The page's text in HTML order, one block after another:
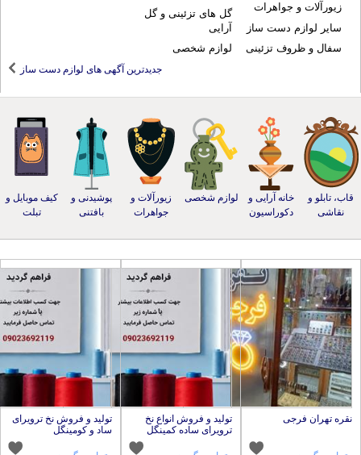
جدیدترین آگهی های لوازم دست ساز
و جواهرات
دست ساز
تزئینی
گل های تزئینی و گل
آرایی
لوازم شخصی
خانه آرایی و
دکوراسیون
لوازم شخصی
زیورآلات و
پوشیدنی و
بافتنی
کیف موبایل و
تبلت
تولید و فروش انواع نخ
ترویرای ساده کمینگل
تولید و فروش نخ ترویرای
ساد و کومینگل